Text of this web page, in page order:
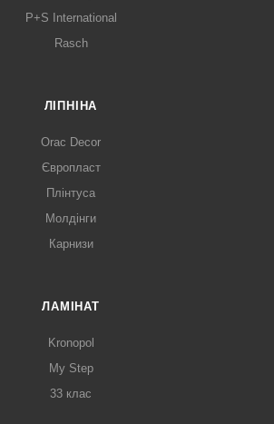
P+S International
Rasch
ЛІПНІНА
Orac Decor
Європласт
Плінтуса
Молдінги
Карнизи
ЛАМІНАТ
Kronopol
My Step
33 клас